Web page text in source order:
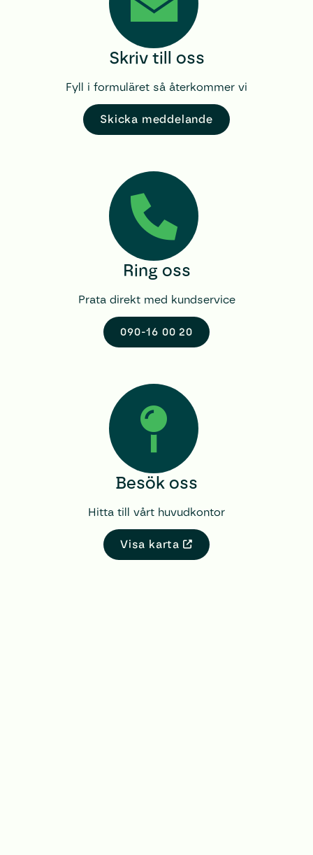
Skriv till oss
Fyll i formuläret så återkommer vi
Skicka meddelande
Ring oss
Prata direkt med kundservice
090-16 00 20
Besök oss
Hitta till vårt huvudkontor
Visa karta